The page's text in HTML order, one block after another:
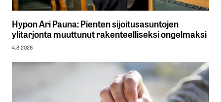
Hypon Ari Pauna: Pienten sijoitusasuntojen
ylitarjonta muuttunut rakenteelliseksi ongelmaksi
4.8.2026